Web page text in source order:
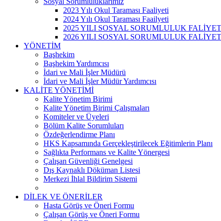
2023 Yılı Okul Taraması Faaliyeti
2024 Yılı Okul Taraması Faailyeti
2025 YILI SOSYAL SORUMLULUK
2026 YILI SOSYAL SORUMLULUK
YÖNETİM
Başhekim
Başhekim Yardımcısı
İdari ve Mali İşler Müdürü
İdari ve Mali İşler Müdür Yardımcısı
KALİTE YÖNETİMİ
Kalite Yönetim Birimi
Kalite Yönetim Birimi Çalışmaları
Komiteler ve Üyeleri
Bölüm Kalite Sorumluları
Özdeğerlendirme Planı
HKS Kapsamında Gerçekleştirilecek Eğitimlerin Planı
Sağlıkta Performans ve Kalite Yönergesi
Çalışan Güvenliği Genelgesi
Dış Kaynaklı Döküman Listesi
Merkezi İhlal Bildirim Sistemi
DİLEK VE ÖNERİLER
Hasta Görüş ve Öneri Formu
Çalışan Görüş ve Öneri Formu